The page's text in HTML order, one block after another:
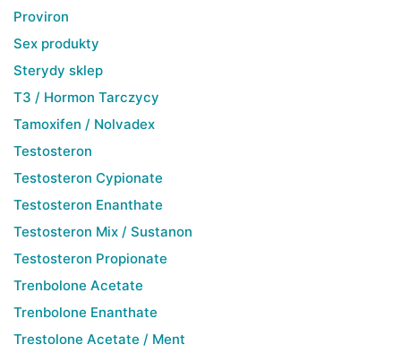
Proviron
Sex produkty
Sterydy sklep
T3 / Hormon Tarczycy
Tamoxifen / Nolvadex
Testosteron
Testosteron Cypionate
Testosteron Enanthate
Testosteron Mix / Sustanon
Testosteron Propionate
Trenbolone Acetate
Trenbolone Enanthate
Trestolone Acetate / Ment